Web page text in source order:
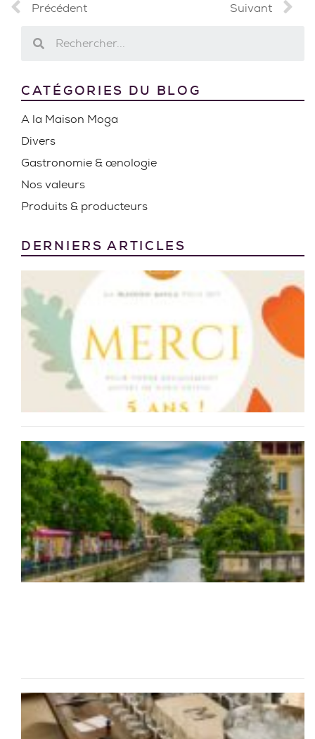
Précédent Suivant
CATÉGORIES DU BLOG
A la Maison Moga
Divers
Gastronomie & œnologie
Nos valeurs
Produits & producteurs
DERNIERS ARTICLES